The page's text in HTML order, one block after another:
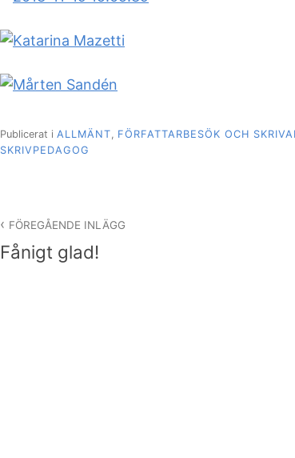
Publicerat i ALLMÄNT, FÖRFATTARBESÖK OCH
SKRIVPEDAGOG
FÖREGÅENDE INLÄGG
Fånigt glad!